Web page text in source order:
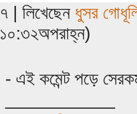
৭ | লিখেছেন ধুসর
১০:৩২অপরাহ্ন)
- এই কমেন্ট পড়ে